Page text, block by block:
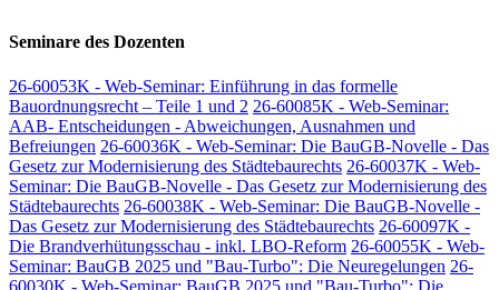
Seminare des Dozenten
26-60053K - Web-Seminar: Einführung in das formelle
Bauordnungsrecht – Teile 1 und 2 26-60085K - Web-Seminar:
AAB- Entscheidungen - Abweichungen, Ausnahmen und
Befreiungen 26-60036K - Web-Seminar: Die BauGB-Novelle - Das
Gesetz zur Modernisierung des Städtebaurechts 26-60037K - Web-
Seminar: Die BauGB-Novelle - Das Gesetz zur Modernisierung des
Städtebaurechts 26-60038K - Web-Seminar: Die BauGB-Novelle -
Das Gesetz zur Modernisierung des Städtebaurechts 26-60097K -
Die Brandverhütungsschau - inkl. LBO-Reform 26-60055K - Web-
Seminar: BauGB 2025 und "Bau-Turbo": Die Neuregelungen 26-
60030K - Web-Seminar: BauGB 2025 und "Bau-Turbo": Die